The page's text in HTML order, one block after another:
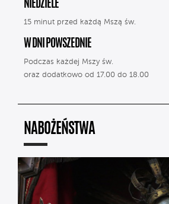
NIEDZIELE
15 minut przed każdą Mszą św.
W DNI POWSZEDNIE
Podczas każdej Mszy św.
oraz dodatkowo od 17.00 do 18.00
NABOŻEŃSTWA